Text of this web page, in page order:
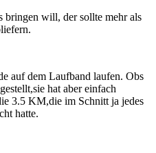
bringen will, der sollte mehr als
auf dem Laufband laufen. Obs
hat aber einfach
3.5 KM,die im Schnitt ja jedes
hatte.